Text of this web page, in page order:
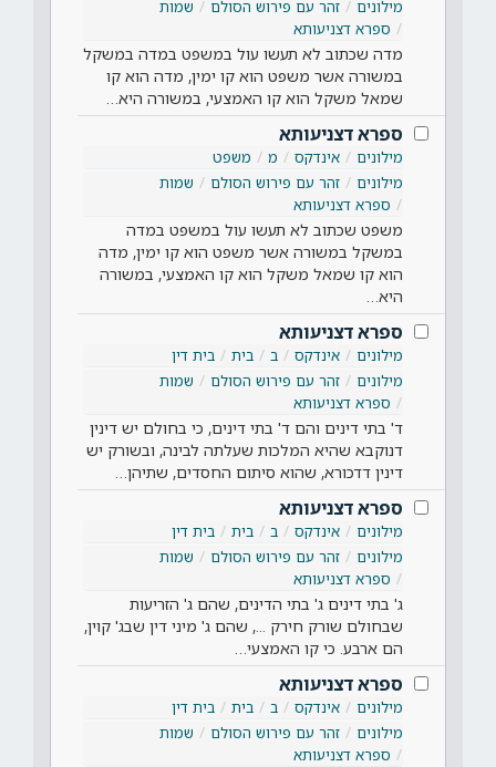
מילונים
זהר עם פירוש הסולם
שמות
ספרא דצניעותא
מדה שכתוב לא תעשו עול במשפט במדה במשקל
במשורה אשר משפט הוא קו ימין, מדה הוא קו
שמאל משקל הוא קו האמצעי, במשורה היא…
ספרא דצניעותא
מילונים אינדקס מ
משפט
מילונים
זהר עם פירוש הסולם
שמות
ספרא דצניעותא
משפט שכתוב לא תעשו עול במשפט במדה
במשקל במשורה אשר משפט הוא קו ימין, מדה
הוא קו שמאל משקל הוא קו האמצעי, במשורה
היא…
ספרא דצניעותא
מילונים אינדקס ב בית
בית דין
מילונים
זהר עם פירוש הסולם
שמות
ספרא דצניעותא
ד' בתי דינים והם ד' בתי דינים, כי בחולם יש דינין
דנוקבא שהיא המלכות שעלתה לבינה, ובשורק יש
דינין דדכורא, שהוא סיתום החסדים, שתיהן…
ספרא דצניעותא
מילונים אינדקס ב בית
בית דין
מילונים
זהר עם פירוש הסולם
שמות
ספרא דצניעותא
ג' בתי דינים ג' בתי הדינים, שהם ג' הזריעות
שבחולם שורק חירק ..., שהם ג' מיני דין שבג' קוין,
הם ארבע. כי קו האמצעי…
ספרא דצניעותא
מילונים אינדקס ב בית
בית דין
מילונים
זהר עם פירוש הסולם
שמות
ספרא דצניעותא